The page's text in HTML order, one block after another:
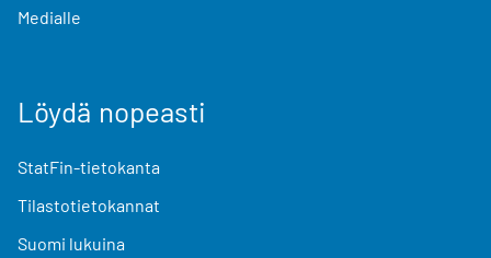
Medialle
Löydä nopeasti
StatFin-tietokanta
Tilastotietokannat
Suomi lukuina